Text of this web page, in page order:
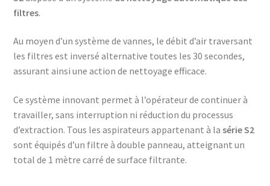
filtres.
Au moyen d’un système de vannes, le débit d’air traversant
les filtres est inversé alternative toutes les 30 secondes,
assurant ainsi une action de nettoyage efficace.
Ce système innovant permet à l’opérateur de continuer à
travailler, sans interruption ni réduction du processus
d’extraction. Tous les aspirateurs appartenant à la série S2
sont équipés d’un filtre à double panneau, atteignant un
total de 1 mètre carré de surface filtrante.